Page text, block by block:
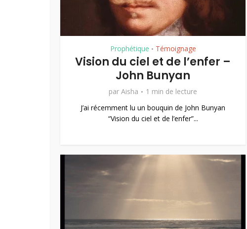
Prophétique • Témoignage
Vision du ciel et de l’enfer –
John Bunyan
par Aisha
1 min de lecture
J’ai récemment lu un bouquin de John Bunyan
“Vision du ciel et de l’enfer”...